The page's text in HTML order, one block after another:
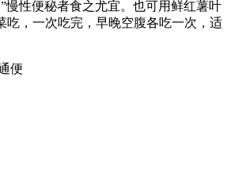
”慢性便秘者食之尤宜。也可用鲜红薯叶
吃，一次吃完，早晚空腹各吃一次，适
便